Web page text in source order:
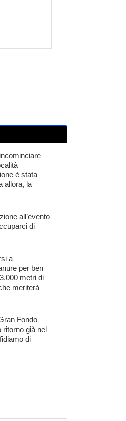
è stata
allora, la
all’evento
di
a
per ben
metri di
meriterà
Fondo
ritorno già nel
di